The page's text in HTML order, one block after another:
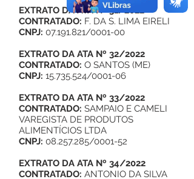
EXTRATO DA ATA Nº 31/2022
CONTRATADO: F. DA S. LIMA EIRELI
CNPJ: 07.191.821/0001-00
EXTRATO DA ATA Nº 32/2022
CONTRATADO: O SANTOS (ME)
CNPJ: 15.735.524/0001-06
EXTRATO DA ATA Nº 33/2022
CONTRATADO: SAMPAIO E CAMELI
VAREGISTA DE PRODUTOS
ALIMENTÍCIOS LTDA
CNPJ: 08.257.285/0001-52
EXTRATO DA ATA Nº 34/2022
CONTRATADO: ANTONIO DA SILVA